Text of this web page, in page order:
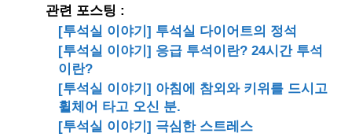
관련 포스팅 :
[투석실 이야기] 투석실 다이어트의 정석
[투석실 이야기] 응급 투석이란? 24시간 투석
이란?
[투석실 이야기] 아침에 참외와 키위를 드시고
휠체어 타고 오신 분.
[투석실 이야기] 극심한 스트레스